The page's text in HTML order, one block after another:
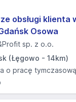
obsługi klienta
Osowa
sp. z o.o.
(Łęgowo - 14km)
o pracę tymczasową